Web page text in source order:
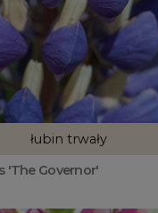
łubin trwały
'The Governor'